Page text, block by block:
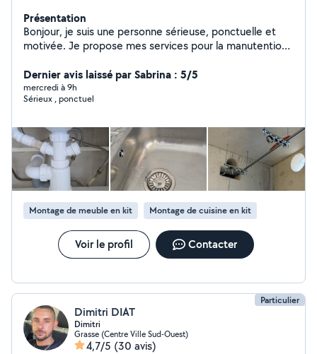
Présentation
Bonjour, je suis une personne sérieuse, ponctuelle et
motivée. Je propose mes services pour la manutention,
petits travaux et diverses missions de main-d'œuvre.
Disponible en semaine, le soir et le week-end. N'hésitez
pas à me contacter, je réponds rapidement et réalise
Dernier avis laissé par Sabrina : 5/5
mercredi à 9h
Sérieux , ponctuel
Montage de meuble en kit Montage de cuisine en kit
Voir le profil Contacter
Particulier
Dimitri DIAT
Dimitri
Grasse (Centre Ville Sud-Ouest)
4,7/5 (30 avis)